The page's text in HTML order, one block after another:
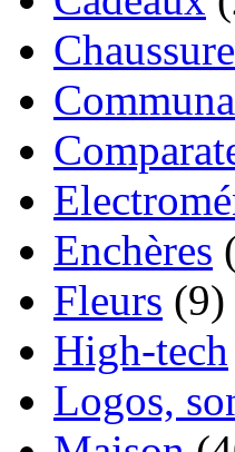
Enchères
Fleurs (9)
High-tech
Logos,